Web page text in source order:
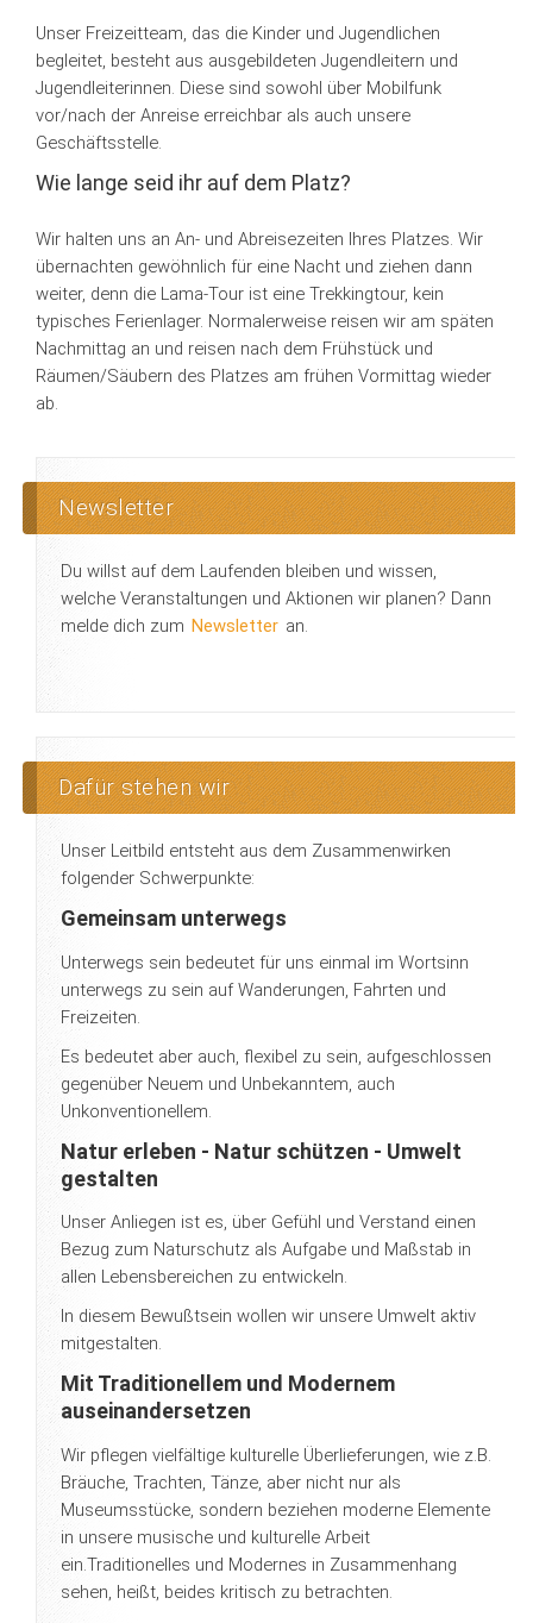
Unser Freizeitteam, das die Kinder und Jugendlichen
begleitet, besteht aus ausgebildeten Jugendleitern und
Jugendleiterinnen. Diese sind sowohl über Mobilfunk
vor/nach der Anreise erreichbar als auch unsere
Geschäftsstelle.
Wie lange seid ihr auf dem Platz?
Wir halten uns an An- und Abreisezeiten Ihres Platzes. Wir
übernachten gewöhnlich für eine Nacht und ziehen dann
weiter, denn die Lama-Tour ist eine Trekkingtour, kein
typisches Ferienlager. Normalerweise reisen wir am späten
Nachmittag an und reisen nach dem Frühstück und
Räumen/Säubern des Platzes am frühen Vormittag wieder
ab.
Newsletter
Du willst auf dem Laufenden bleiben und wissen,
welche Veranstaltungen und Aktionen wir planen? Dann
melde dich zum Newsletter an.
Dafür stehen wir
Unser Leitbild entsteht aus dem Zusammenwirken
folgender Schwerpunkte:
Gemeinsam unterwegs
Unterwegs sein bedeutet für uns einmal im Wortsinn
unterwegs zu sein auf Wanderungen, Fahrten und
Freizeiten.
Es bedeutet aber auch, flexibel zu sein, aufgeschlossen
gegenüber Neuem und Unbekanntem, auch
Unkonventionellem.
Natur erleben - Natur schützen - Umwelt
gestalten
Unser Anliegen ist es, über Gefühl und Verstand einen
Bezug zum Naturschutz als Aufgabe und Maßstab in
allen Lebensbereichen zu entwickeln.
In diesem Bewußtsein wollen wir unsere Umwelt aktiv
mitgestalten.
Mit Traditionellem und Modernem
auseinandersetzen
Wir pflegen vielfältige kulturelle Überlieferungen, wie z.B.
Bräuche, Trachten, Tänze, aber nicht nur als
Museumsstücke, sondern beziehen moderne Elemente
in unsere musische und kulturelle Arbeit
ein.Traditionelles und Modernes in Zusammenhang
sehen, heißt, beides kritisch zu betrachten.